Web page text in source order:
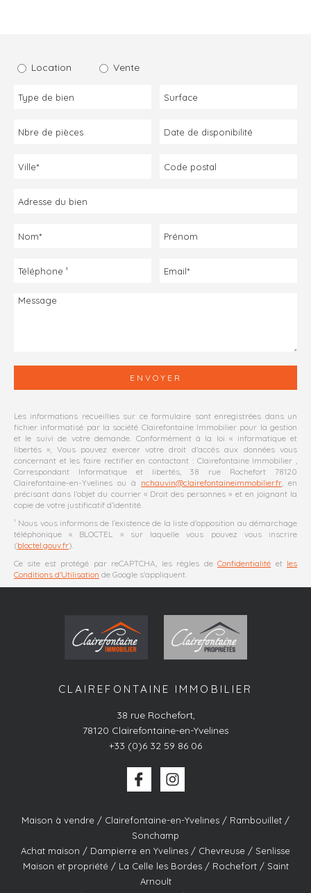
Location Vente
Les informations recueillies sur ce formulaire sont enregistrées dans un
fichier informatisé par la société Clairefontaine Immobilier pour la gestion
et le suivi de votre demande. Conformément à la loi « informatique et
libertés », Vous pouvez exercer votre droit d'accès aux données vous
concernant et les faire rectifier en contactant : Clairefontaine Immobilier
Correspondant Informatique et libertés, 38 rue Rochefort 78120
Clairefontaine-en-Yvelines ou à nchauvin@clairefontaineimmobilier.fr , en
précisant dans l’objet du courrier « Droit des personnes » et en joignant la
copie de votre justificatif d’identité.
¹ Nous vous informons de l’existence de la liste d’opposition au démarchage
téléphonique « BLOCTEL » sur laquelle vous pouvez vous inscrire
(bloctel.gouv.fr).
Ce site est protégé par reCAPTCHA, les règles deConfidentialité et les
Conditions d'Utilisation de Google s'appliquent.
CLAIREFONTAINE IMMOBILIER
38 rue Rochefort,
78120 Clairefontaine-en-Yvelines
+33 (0)6 32 59 86 06
Maison à vendre / Clairefontaine-en-Yvelines / Rambouillet /
Sonchamp
Achat maison / Dampierre en Yvelines / Chevreuse / Senlisse
Maison et propriété / La Celle les Bordes / Rochefort / Saint
Arnoult